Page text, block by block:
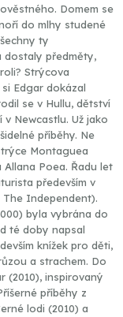
Domem se
do mlhy studené
ty
dostaly předměty,
Strýcova
Edgar dokázal
se v Hullu, dětství
Newcastlu. Už jako
příběhy. Ne
Montaguea
Poea. Řadu let
především v
The Independent).
byla vybrána do
té doby napsal
knížek pro děti,
a strachem. Do
(2010), inspirovaný
příběhy z
lodi (2010) a